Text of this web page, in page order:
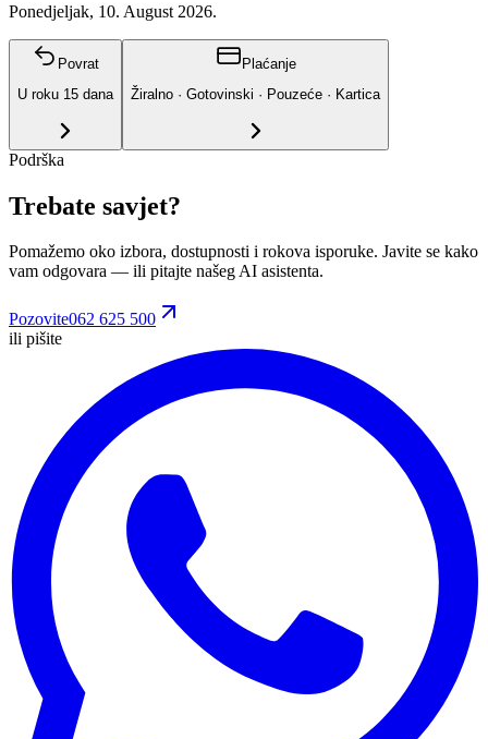
Ponedjeljak, 10. August 2026.
Povrat
U roku 15 dana
Plaćanje
Žiralno · Gotovinski · Pouzeće · Kartica
Podrška
Trebate savjet?
Pomažemo oko izbora, dostupnosti i rokova isporuke. Javite se kako
vam odgovara — ili pitajte našeg AI asistenta.
Pozovite062 625 500
ili pišite